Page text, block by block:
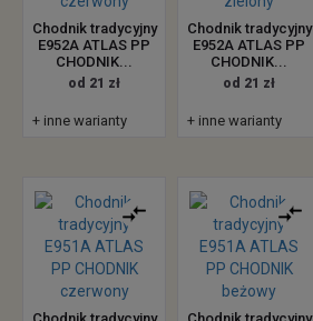
Chodnik tradycyjny
E952A ATLAS PP
CHODNIK...
od 21 zł
+ inne warianty
Chodnik tradycyjny
E952A ATLAS PP
CHODNIK...
od 21 zł
+ inne warianty